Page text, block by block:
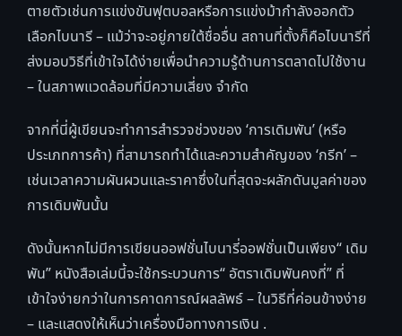
ตายตัวเช่นการแข่งขันฟุตบอลหรือการแข่งม้ากำลังออกตัว
เลือกไบนารี – แม้ว่าจะอยู่ภายใต้ชื่ออื่น สถานที่ตั้งก็คือไบนารีที่
ส่งมอบวิธีที่เข้าใจได้ง่ายเพื่อนำความรู้ด้านการตลาดไปใช้งาน
– ในสภาพแวดล้อมที่มีความเสี่ยง จำกัด
จากที่นี่ผู้เขียนจะทำการสำรวจช่วงของ ‘การเดิมพัน’ (หรือ
ประเภทการค้า) ที่สามารถทำได้และความสำคัญของ ‘กรีก’ –
เช่นเวลาความผันผวนและราคาซึ่งในที่สุดจะผลักดันมูลค่าของ
การเดิมพันนั้น
ดังนั้นหากไม่มีการเขียนออฟชั่นไบนารี่ออฟชั่นเป็นเพียง“ เดิม
พัน” หนังสือเล่มนี้จะใช้กระบวนการ“ อัตราเดิมพันคงที่” ที่
เข้าใจง่ายกว่าในการคาดการณ์ผลลัพธ์ – ในวิธีที่ค่อนข้างง่าย
– และแสดงให้เห็นว่าเครื่องมือทางการเงิน .